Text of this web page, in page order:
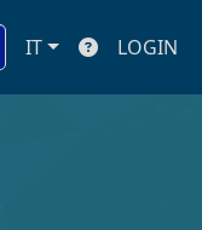
IT LOGIN